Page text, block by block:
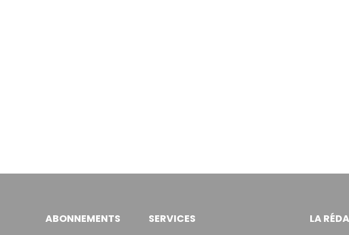
ABONNEMENTS
SERVICES
LA